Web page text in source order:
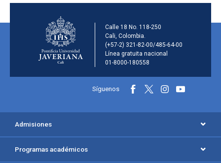
Información de la
Calle 18 No. 118-250
Cali, Colombia.
(+57-2) 321-82-00/485-64-00
Línea gratuita nacional
01-8000-180558
Información y redes sociales
Síguenos
Menú principal del footer
Admisiones
Programas académicos